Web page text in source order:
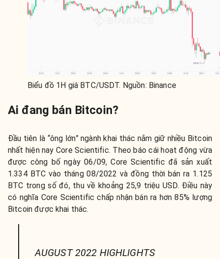
Biểu đồ 1H giá BTC/USDT. Nguồn: Binance
Ai đang bán Bitcoin?
Đầu tiên là “ông lớn” ngành khai thác nắm giữ nhiều Bitcoin
nhất hiện nay Core Scientific. Theo báo cái hoạt động vừa
được công bố ngày 06/09, Core Scientific đã sản xuất
1.334 BTC vào tháng 08/2022 và đồng thời bán ra 1.125
BTC trong số đó, thu về khoảng 25,9 triệu USD. Điều này
có nghĩa Core Scientific chấp nhận bán ra hơn 85% lượng
Bitcoin được khai thác.
AUGUST 2022 HIGHLIGHTS